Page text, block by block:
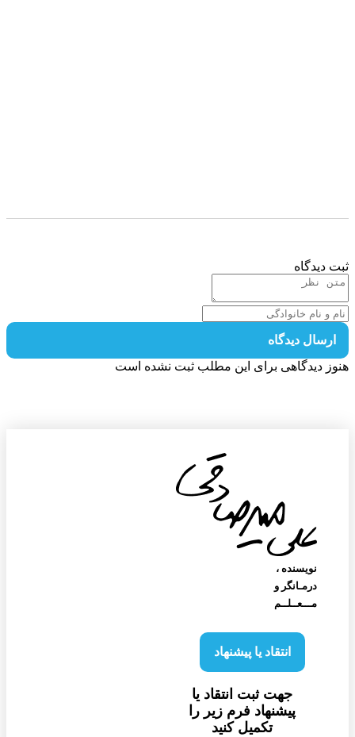
دیدگاه
دیدگاه
دیدگاهی برای این مطلب ثبت نشده است
نویسنده‌ ،
درمـانگر و
مـــعــلــم
انتقاد یا پیشنهاد
جهت ثبت انتقاد یا
پیشنهاد فرم زیر را
تکمیل کنید